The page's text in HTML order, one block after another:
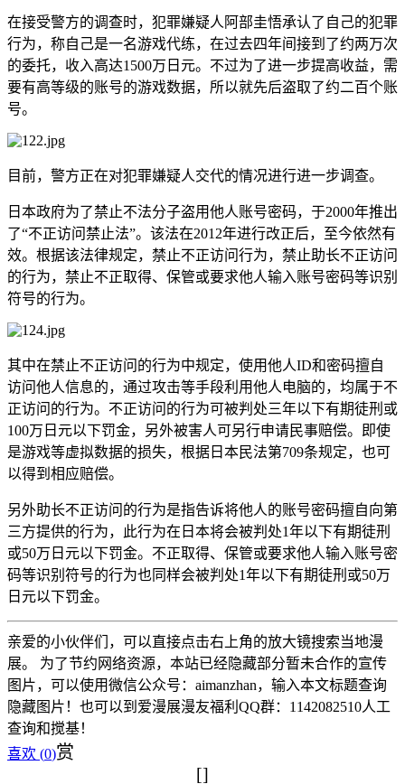
在接受警方的调查时，犯罪嫌疑人阿部圭悟承认了自己的犯罪
行为，称自己是一名游戏代练，在过去四年间接到了约两万次
的委托，收入高达1500万日元。不过为了进一步提高收益，需
要有高等级的账号的游戏数据，所以就先后盗取了约二百个账
号。
目前，警方正在对犯罪嫌疑人交代的情况进行进一步调查。
日本政府为了禁止不法分子盗用他人账号密码，于2000年推出
了“不正访问禁止法”。该法在2012年进行改正后，至今依然有
效。根据该法律规定，禁止不正访问行为，禁止助长不正访问
的行为，禁止不正取得、保管或要求他人输入账号密码等识别
符号的行为。
其中在禁止不正访问的行为中规定，使用他人ID和密码擅自
访问他人信息的，通过攻击等手段利用他人电脑的，均属于不
正访问的行为。不正访问的行为可被判处三年以下有期徒刑或
100万日元以下罚金，另外被害人可另行申请民事赔偿。即使
是游戏等虚拟数据的损失，根据日本民法第709条规定，也可
以得到相应赔偿。
另外助长不正访问的行为是指告诉将他人的账号密码擅自向第
三方提供的行为，此行为在日本将会被判处1年以下有期徒刑
或50万日元以下罚金。不正取得、保管或要求他人输入账号密
码等识别符号的行为也同样会被判处1年以下有期徒刑或50万
日元以下罚金。
亲爱的小伙伴们，可以直接点击右上角的放大镜搜索当地漫
展。 为了节约网络资源，本站已经隐藏部分暂未合作的宣传
图片，可以使用微信公众号：aimanzhan，输入本文标题查询
隐藏图片！也可以到爱漫展漫友福利QQ群：1142082510人工
查询和搅基！
喜欢 (0)赏
[]